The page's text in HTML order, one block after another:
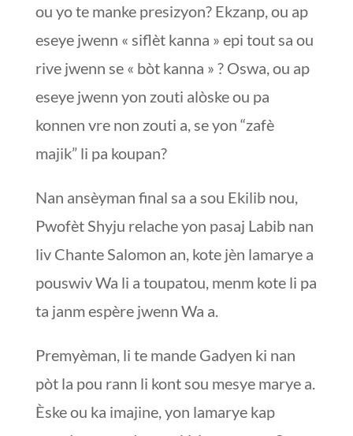
ou yo te manke presizyon? Ekzanp, ou ap
eseye jwenn « siflèt kanna » epi tout sa ou
rive jwenn se « bòt kanna » ? Oswa, ou ap
eseye jwenn yon zouti alòske ou pa
konnen vre non zouti a, se yon “zafè
majik” li pa koupan?
Nan ansèyman final sa a sou Ekilib nou,
Pwofèt Shyju relache yon pasaj Labib nan
liv Chante Salomon an, kote jèn lamarye a
pouswiv Wa li a toupatou, menm kote li pa
ta janm espère jwenn Wa a.
Premyèman, li te mande Gadyen ki nan
pòt la pou rann li kont sou mesye marye a.
Èske ou ka imajine, yon lamarye kap